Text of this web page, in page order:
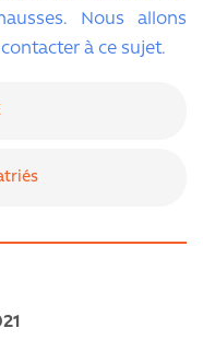
Nous allons
à ce sujet.